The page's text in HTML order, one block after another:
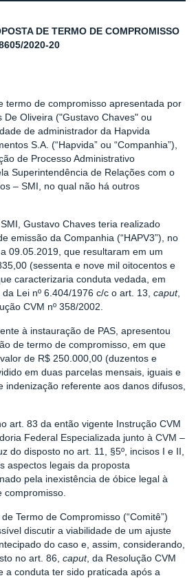
DE TERMO DE COMPROMISSO
2020-20
termo de compromisso apresentada por
De Oliveira ("Gustavo Chaves" ou
de administrador da Hapvida
S.A. (“Hapvida” ou “Companhia”),
de Processo Administrativo
Superintendência de Relações com o
– SMI, no qual não há outros
Gustavo Chaves teria realizado
emissão da Companhia (“HAPV3”), no
09.05.2019, que resultaram em um
(sessenta e nove mil oitocentos e
caracterizaria conduta vedada, em
Lei nº 6.404/1976 c/c o art. 13, caput,
CVM nº 358/2002.
à instauração de PAS, apresentou
de termo de compromisso, em que
de R$ 250.000,00 (duzentos e
em duas parcelas mensais, iguais e
indenização referente aos danos difusos,
art. 83 da então vigente Instrução CVM
Federal Especializada junto à CVM –
do disposto no art. 11, §5º, incisos I e II,
aspectos legais da proposta
pela inexistência de óbice legal à
Termo de Compromisso (“Comitê”)
discutir a viabilidade de um ajuste
do caso e, assim, considerando,
no art. 86, caput, da Resolução CVM
a conduta ter sido praticada após a